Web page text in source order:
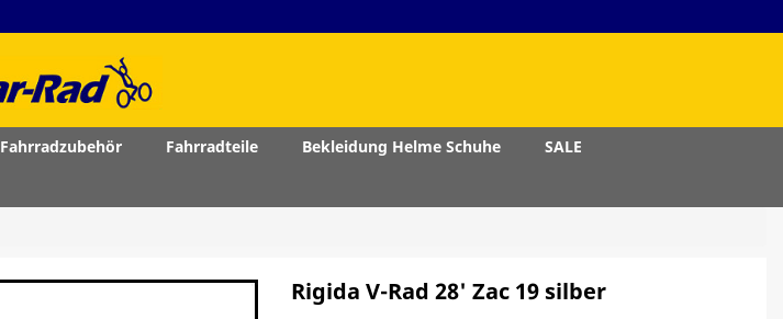
Fahrradzubehör Fahrradteile Bekleidung Helme Schuhe
SALE
Rigida V-Rad 28' Zac 19 silber